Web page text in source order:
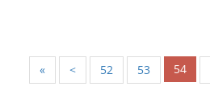
« < 52 53 54